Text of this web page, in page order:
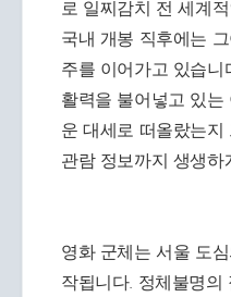
로 일찌감치 전 세계
국내 개봉 직후에는
주를 이어가고 있습니
활력을 불어넣고 있
운 대세로 떠올랐는
관람 정보까지 생생
영화 군체는 서울 도
작됩니다. 정체불명